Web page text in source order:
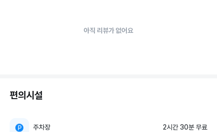
아직 리뷰가 없어요
편의시설
주차장 2시간 30분 무료